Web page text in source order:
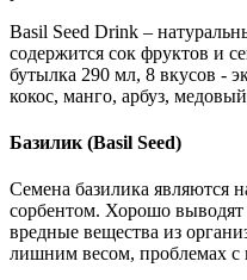
Basil Seed Drink –
содержится сок фруктов и
бутылка 290 мл, 8 вкусов -
кокос, манго, арбуз,
Базилик (Basil Seed)
Семена базилика являются
сорбентом. Хорошо
вредные вещества из
лишним весом, проблемах с